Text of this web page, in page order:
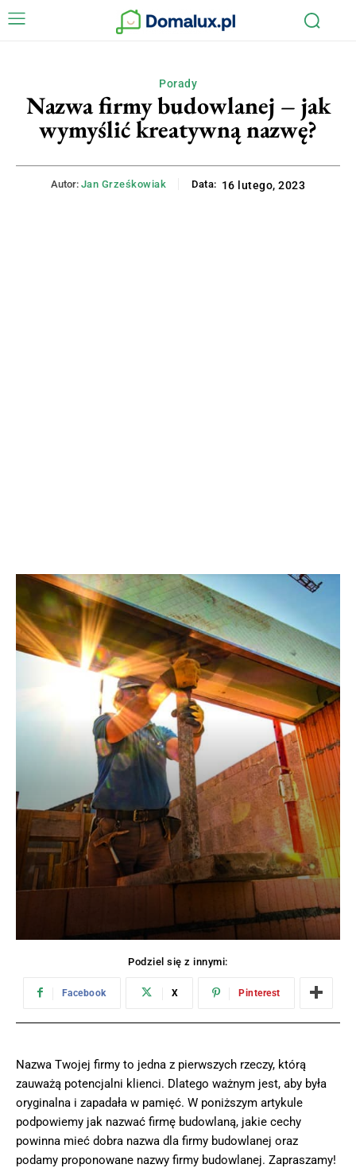
Porady
Nazwa firmy budowlanej – jak
wymyślić kreatywną nazwę?
Autor: Jan Grześkowiak Data: 16 lutego, 2023
Podziel się z innymi:
Facebook X Pinterest
Nazwa Twojej firmy to jedna z pierwszych rzeczy, którą
zauważą potencjalni klienci. Dlatego ważnym jest, aby była
oryginalna i zapadała w pamięć. W poniższym artykule
podpowiemy jak nazwać firmę budowlaną, jakie cechy
powinna mieć dobra nazwa dla firmy budowlanej oraz
podamy proponowane nazwy firmy budowlanej. Zapraszamy!